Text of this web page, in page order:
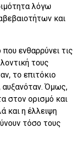
λόγω
και
ενθαρρύνει τις
τους
το επιτόκιο
αυξανόταν. Όμως,
στον ορισμό και
και η έλλειψη
τόσο τους